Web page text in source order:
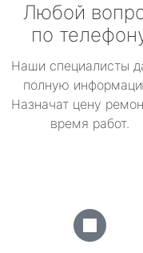
Любой
по
Наши специалисты
полную
Назначат цену
время работ.